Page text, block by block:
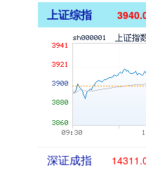
上证综指
深证成指